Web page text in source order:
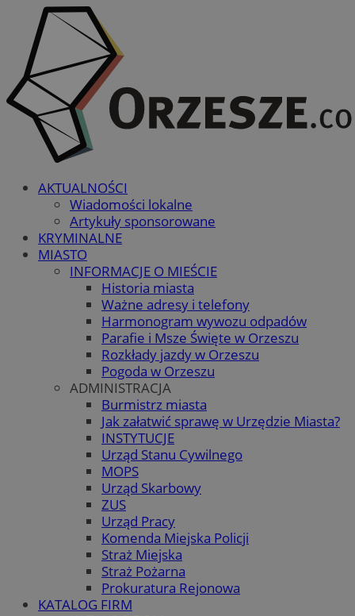
AKTUALNOŚCI
Wiadomości lokalne
Artykuły sponsorowane
KRYMINALNE
MIASTO
INFORMACJE O MIEŚCIE
Historia miasta
Ważne adresy i telefony
Harmonogram wywozu odpadów
Parafie i Msze Święte w Orzeszu
Rozkłady jazdy w Orzeszu
Pogoda w Orzeszu
ADMINISTRACJA
Burmistrz miasta
Jak załatwić sprawę w Urzędzie Miasta?
INSTYTUCJE
Urząd Stanu Cywilnego
MOPS
Urząd Skarbowy
ZUS
Urząd Pracy
Komenda Miejska Policji
Straż Miejska
Straż Pożarna
Prokuratura Rejonowa
KATALOG FIRM